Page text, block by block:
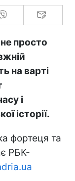
просто
на варті
і
історії.
фортеця та
РБК-